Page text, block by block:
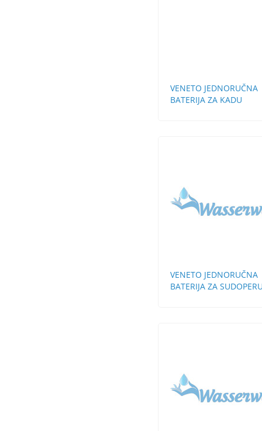
VENETO JEDNORUČNA
BATERIJA ZA KADU
VENETO JEDNORUČNA
BATERIJA ZA